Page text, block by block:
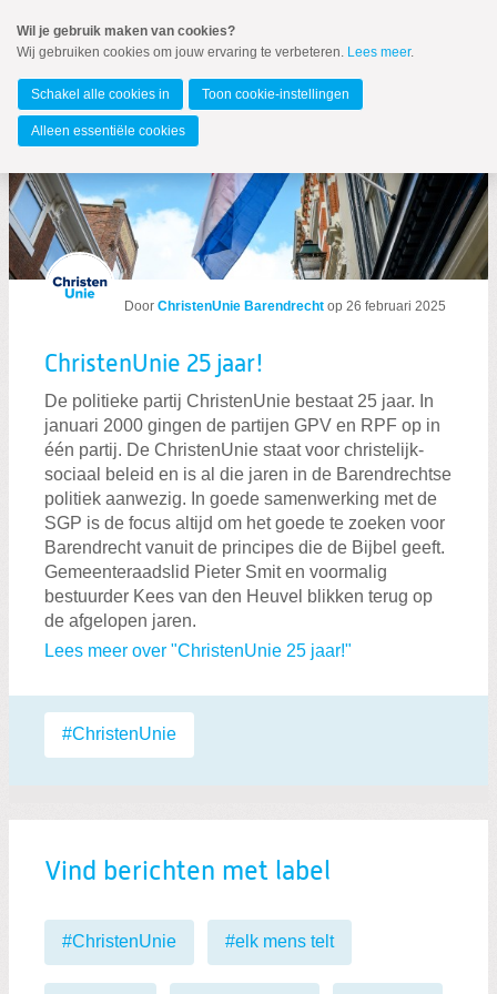
naar
Spring
de
inhoud
Spring
naar
hoofdmenu
Barendrecht
MENU
Door ChristenUnie Barendrecht op 26 februari 2025
ChristenUnie 25 jaar!
De politieke partij ChristenUnie bestaat 25 jaar. In
januari 2000 gingen de partijen GPV en RPF op in
één partij. De ChristenUnie staat voor christelijk-
sociaal beleid en is al die jaren in de Barendrechtse
politiek aanwezig. In goede samenwerking met de
SGP is de focus altijd om het goede te zoeken voor
Barendrecht vanuit de principes die de Bijbel geeft.
Gemeenteraadslid Pieter Smit en voormalig
bestuurder Kees van den Heuvel blikken terug op
de afgelopen jaren.
Lees meer over "ChristenUnie 25 jaar!"
Labels:
#ChristenUnie
Vind berichten met label
#ChristenUnie #elk mens telt
Wil je gebruik maken van cookies?
Wij gebruiken cookies om jouw ervaring te verbeteren. Lees meer.
Schakel alle cookies in Toon cookie-instellingen
Alleen essentiële cookies